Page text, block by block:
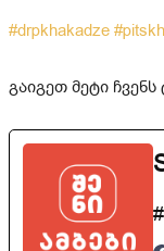
#drpkhakadze
გაიგეთ მეტი